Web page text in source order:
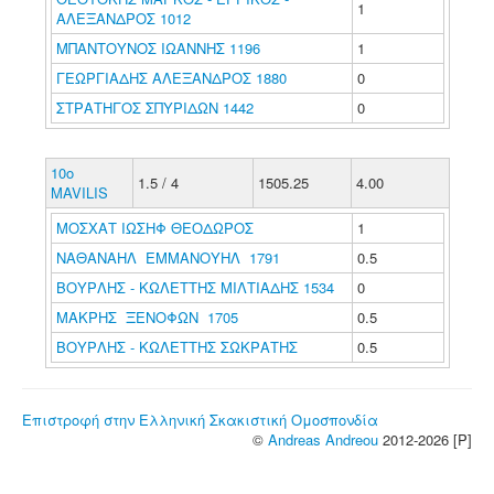
ΑΛΕΞΑΝΔΡΟΣ 1012
1
ΜΠΑΝΤΟΥΝΟΣ ΙΩΑΝΝΗΣ 1196
1
ΓΕΩΡΓΙΑΔΗΣ ΑΛΕΞΑΝΔΡΟΣ 1880
0
ΣΤΡΑΤΗΓΟΣ ΣΠΥΡΙΔΩΝ 1442
0
10o
MAVILIS
1.5 / 4 1505.25 4.00
ΜΟΣΧΑΤ ΙΩΣΗΦ ΘΕΟΔΩΡΟΣ
1
ΝΑΘΑΝΑΗΛ ΕΜΜΑΝΟΥΗΛ 1791
0.5
ΒΟΥΡΛΗΣ - ΚΩΛΕΤΤΗΣ ΜΙΛΤΙΑΔΗΣ 1534
0
ΜΑΚΡΗΣ ΞΕΝΟΦΩΝ 1705
0.5
ΒΟΥΡΛΗΣ - ΚΩΛΕΤΤΗΣ ΣΩΚΡΑΤΗΣ
0.5
Επιστροφή στην Ελληνική Σκακιστική Ομοσπονδία
© Andreas Andreou 2012-2026 [P]